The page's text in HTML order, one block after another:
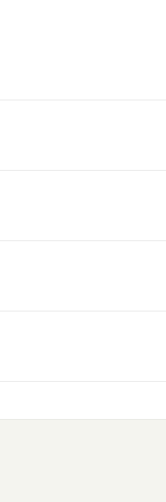
و پشت کردن به دنیای بیرون
پا به تصویر کشیده شده
می شه که عکاس با دقت در خط
است. از طرفی شاهد نظم خاصی در
منظم آجرهای مشبک بر روی
بافت شطرنجی آستین کارگر که
کرده است. به عکاس محترم
اما قطعا قضاوت در مورد
تمامی این نقد ها را مطالعه
عکس فوق کلیک کرده و به پایین